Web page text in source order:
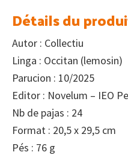
Détails du
Autor : Collectiu
Linga : Occitan (lemosin)
Parucion : 10/2025
Editor : Novelum – IEO
Nb de pajas : 24
Format : 20,5 x 29,5 cm
Pés : 76 g